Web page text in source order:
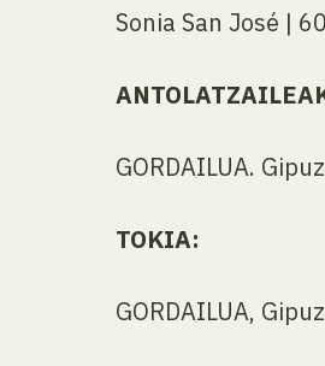
Sonia San José |
GORDAILUA.
TOKIA:
GORDAILUA,